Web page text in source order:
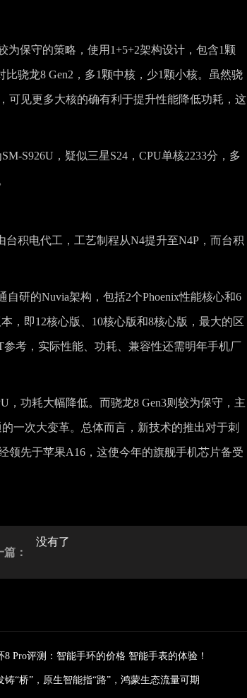
为保守的策略，使用1+5+2架构设计，包含1颗
比骁龙8 Gen2，多1颗中核，少1颗小核。虽然骁
可见更多大核的确有利于提升性能降低功耗，这
S926U，疑似三星S24，CPU单核2233分，多
台积电代工，工艺制程从N4提升至N4P，而台积
研的Nuvia架构，包括2个Phoenix性能核心和6
，即12核心版、10核心版和8核心版，最大的区
考，实际性能、功耗、兼容性还需明年手机厂
，功耗大幅降低。而骁龙8 Gen3则较为保守，主
一次大变革。总体而言，新技术的推出对于刺
领先于苹果A16，这使今年的旗舰手机芯片备受
：
没有了
8 Pro评测：智能手环的价格 智能手表的体验！
铸“桥”，原生智能指“路”，鸿蒙生态流量可期